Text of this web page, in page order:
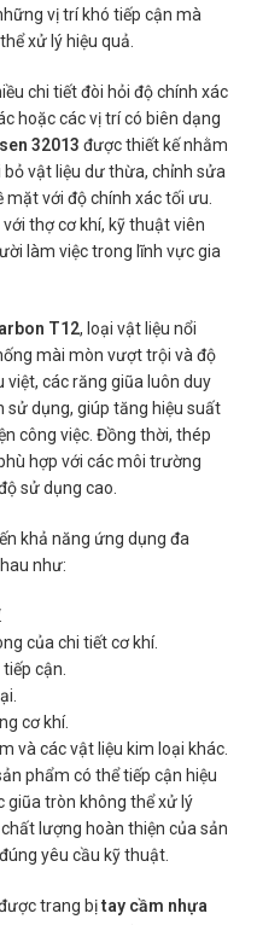
vị trí khó tiếp cận mà
xử lý hiệu quả.
chi tiết đòi hỏi độ chính xác
hoặc các vị trí có biên dạng
32013 được thiết kế nhằm
vật liệu dư thừa, chỉnh sửa
với độ chính xác tối ưu.
thợ cơ khí, kỹ thuật viên
làm việc trong lĩnh vực gia
T12, loại vật liệu nổi
mài mòn vượt trội và độ
việt, các răng giũa luôn duy
dụng, giúp tăng hiệu suất
công việc. Đồng thời, thép
hợp với các môi trường
sử dụng cao.
khả năng ứng dụng đa
như:
của chi tiết cơ khí.
cận.
cơ khí.
và các vật liệu kim loại khác.
phẩm có thể tiếp cận hiệu
giũa tròn không thể xử lý
lượng hoàn thiện của sản
yêu cầu kỹ thuật.
trang bịtay cầm nhựa